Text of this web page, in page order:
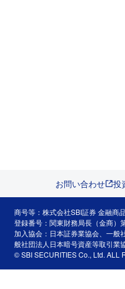
お問い合わせ 投
商号等：株式会社SBI証券 金融商
登録番号：関東財務局長（金商）
加入協会：日本証券業協会、一般
般社団法人日本暗号資産等取引業
© SBI SECURITIES Co., Ltd. ALL